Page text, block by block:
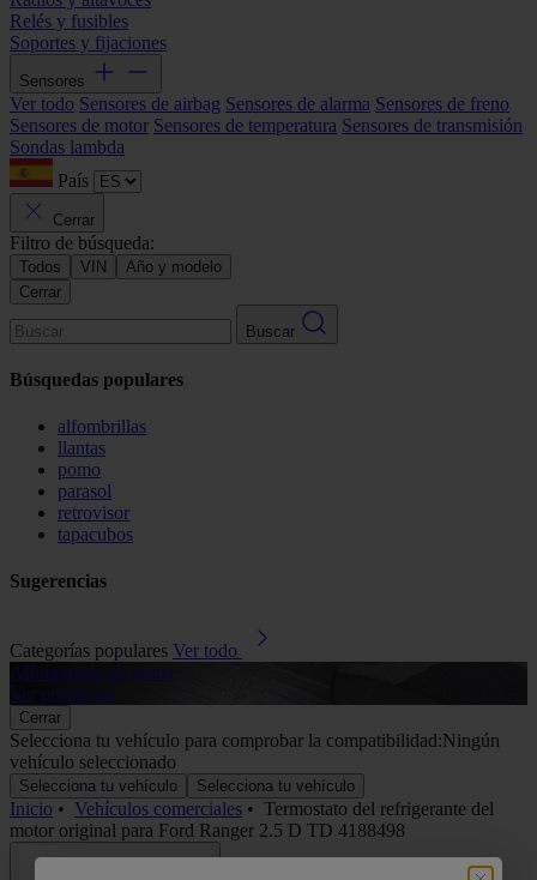
Relés y fusibles
Soportes y fijaciones
Sensores
Ver todo Sensores de airbag Sensores de alarma Sensores de freno
Sensores de motor Sensores de temperatura Sensores de transmisión
Sondas lambda
País
Cerrar
Filtro de búsqueda:
Todos VIN
Año y modelo
Cerrar
Buscar
Búsquedas populares
alfombrillas
llantas
pomo
parasol
retrovisor
tapacubos
Sugerencias
Categorías populares Ver todo
Alfombrillas de goma
Ver productos
Cerrar
Selecciona tu vehículo para comprobar la compatibilidad:Ningún
vehículo seleccionado
Selecciona tu vehículo Selecciona tu vehículo
Inicio • Vehículos comerciales • Termostato del refrigerante del
motor original para Ford Ranger 2.5 D TD 4188498